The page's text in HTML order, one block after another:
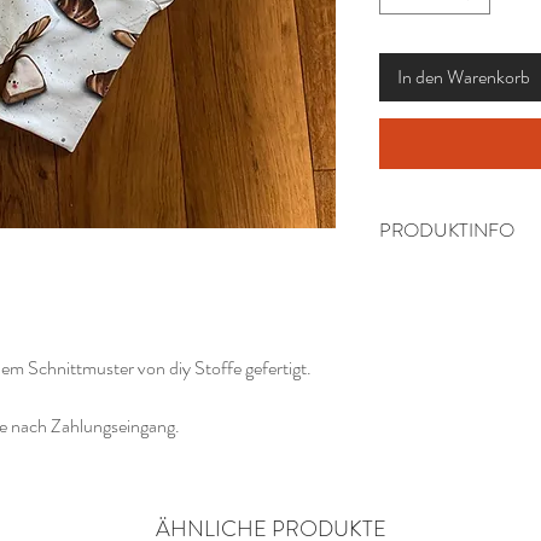
Schnittmuster von diy Stoffe gefertigt.
Zahlungseingang.
In den Warenkorb
PRODUKTINFO
ÄHNLICHE PRODUKTE